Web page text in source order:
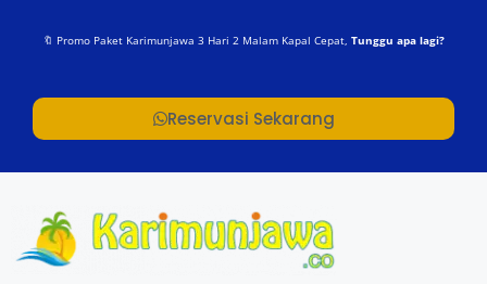
🔖 Promo Paket Karimunjawa 3 Hari 2 Malam Kapal Cepat, Tunggu apa lagi?
Reservasi Sekarang